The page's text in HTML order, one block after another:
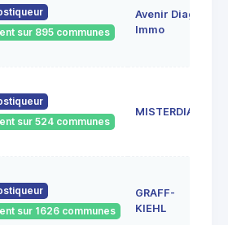
sur 895 communes
Avenir Diag
Immo
sur 524 communes
MISTERDIAG
sur 1626 communes
GRAFF-
KIEHL